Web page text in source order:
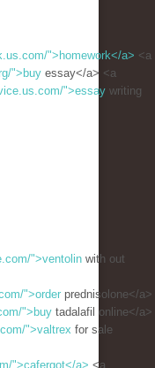
">homework</a> <a
">buy essay</a> <a
">essay writing
">ventolin with out
">order prednisolone</a>
">buy tadalafil online</a>
">valtrex for sale
">cafergot</a> <a